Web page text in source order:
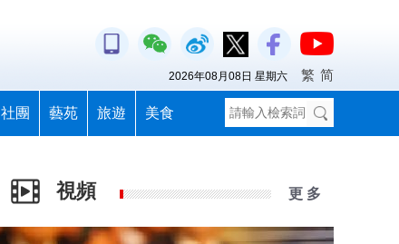
社團 藝苑 旅遊 美食
2026年08月08日 星期六 繁 简
視頻 更 多